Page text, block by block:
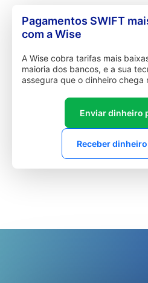
Pagamentos SWIFT
com a Wise
A Wise cobra tarifas mais
maioria dos bancos, e a sua
assegura que o dinheiro chega
Enviar dinheiro
Receber